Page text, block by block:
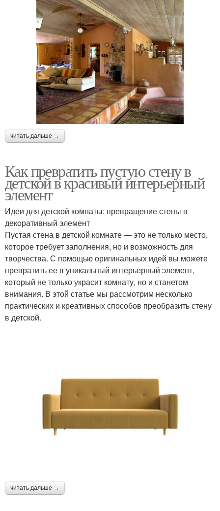
читать дальше →
Как превратить пустую стену в
детской в красивый интерьерный
элемент
Идеи для детской комнаты: превращение стены в
декоративный элемент
Пустая стена в детской комнате — это не только место,
которое требует заполнения, но и возможность для
творчества. С помощью оригинальных идей вы можете
превратить ее в уникальный интерьерный элемент,
который не только украсит комнату, но и станетом
внимания. В этой статье мы рассмотрим несколько
практических и креативных способов преобразить стену
в детской.
читать дальше →